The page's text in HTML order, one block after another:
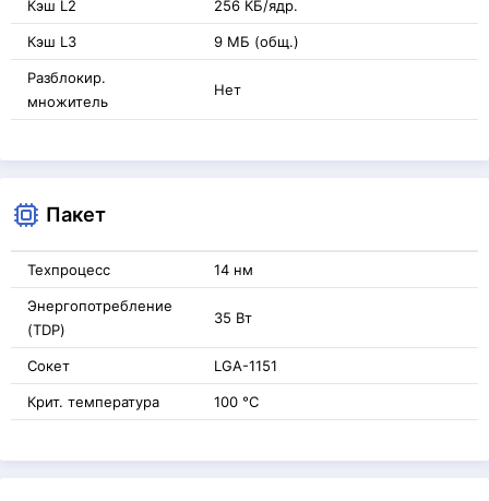
Кэш L2 256 КБ/ядр.
Кэш L3 9 МБ (общ.)
Разблокир.
множитель
Нет
Пакет
Техпроцесс 14 нм
Энергопотребление
(TDP)
35 Вт
Сокет LGA-1151
Крит. температура 100 °C